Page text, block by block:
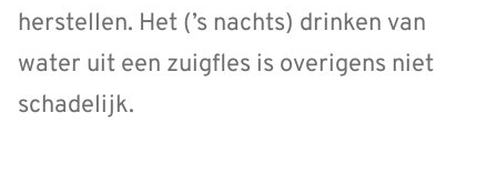
herstellen. Het (’s nachts) drinken van
water uit een zuigfles is overigens niet
schadelijk.